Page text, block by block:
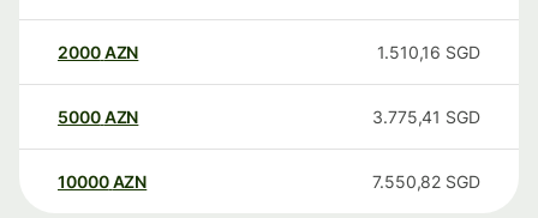
2000AZN 1.510,16 SGD
5000AZN 3.775,41 SGD
10000 AZN 7.550,82 SGD